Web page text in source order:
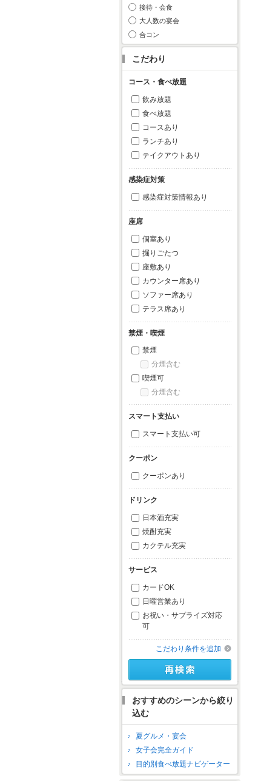
接待・会食
大人数の宴会
合コン
こだわり
コース・食べ放題
飲み放題
食べ放題
コースあり
ランチあり
テイクアウトあり
感染症対策
感染症対策情報あり
座席
個室あり
掘りごたつ
座敷あり
カウンター席あり
ソファー席あり
テラス席あり
禁煙・喫煙
禁煙
分煙含む
喫煙可
分煙含む
スマート支払い
スマート支払い可
クーポン
クーポンあり
ドリンク
日本酒充実
焼酎充実
カクテル充実
サービス
カードOK
日曜営業あり
お祝い・サプライズ対応
可
こだわり条件を追加
おすすめのシーンから絞り
込む
夏グルメ・宴会
女子会完全ガイド
目的別食べ放題ナビゲーター